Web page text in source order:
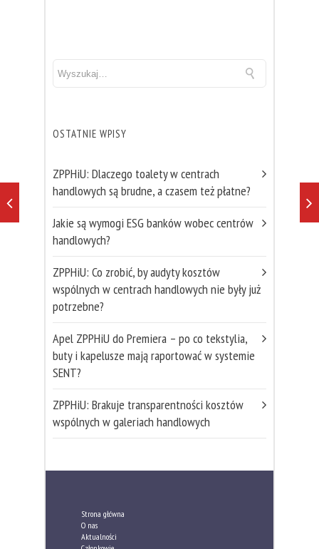
OSTATNIE WPISY
ZPPHiU: Dlaczego toalety w centrach
handlowych są brudne, a czasem też płatne?
Jakie są wymogi ESG banków wobec centrów
handlowych?
ZPPHiU: Co zrobić, by audyty kosztów
wspólnych w centrach handlowych nie były już
potrzebne?
Apel ZPPHiU do Premiera – po co tekstylia,
buty i kapelusze mają raportować w systemie
SENT?
ZPPHiU: Brakuje transparentności kosztów
wspólnych w galeriach handlowych
Strona główna
O nas
Aktualności